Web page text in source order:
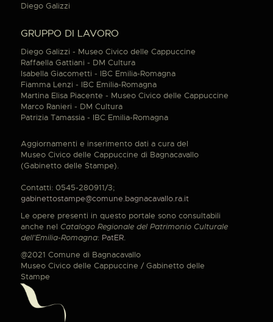
Diego Galizzi
GRUPPO DI LAVORO
Diego Galizzi - Museo Civico delle Cappuccine
Raffaella Gattiani - DM Cultura
Isabella Giacometti - IBC Emilia-Romagna
Fiamma Lenzi - IBC Emilia-Romagna
Martina Elisa Piacente - Museo Civico delle Cappuccine
Marco Ranieri - DM Cultura
Patrizia Tamassia - IBC Emilia-Romagna
Aggiornamenti e inserimento dati a cura del
Museo Civico delle Cappuccine di Bagnacavallo
(Gabinetto delle Stampe).
Contatti: 0545-280911/3;
gabinettostampe@comune.bagnacavallo.ra.it
Le opere presenti in questo portale sono consultabili
anche nel Catalogo Regionale del Patrimonio Culturale
dell'Emilia-Romagna: PatER.
@2021 Comune di Bagnacavallo
Museo Civico delle Cappuccine / Gabinetto delle
Stampe